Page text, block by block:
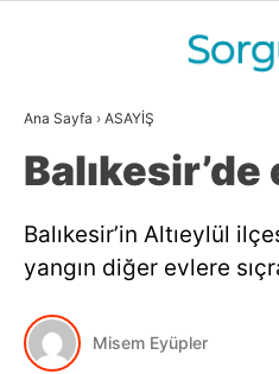
GALERİ VİDEO
DÜNYA
EKONOMİ
Ana Sayfa › ASAYİŞ
Balıkesir’de
Balıkesir’in Altıeylül
yangın diğer evlere
Misem Eyüpler